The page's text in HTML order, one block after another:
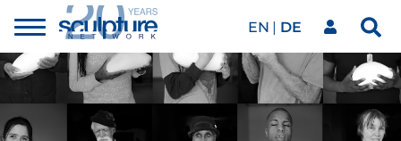
Skip to main content
Toggle
menu
EN DE
Unser Netzwerk